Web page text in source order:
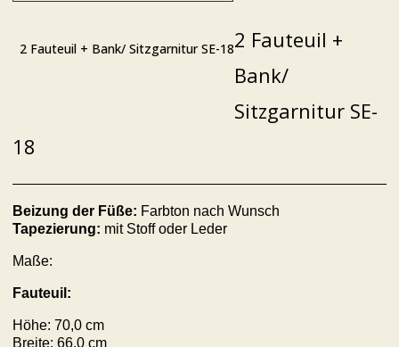
2 Fauteuil + Bank/ Sitzgarnitur SE-182 Fauteuil +
Bank/
Sitzgarnitur SE-
18
Beizung der Füße: Farbton nach Wunsch
Tapezierung: mit Stoff oder Leder
Maße:
Fauteuil:
Höhe: 70,0 cm
Breite: 66,0 cm